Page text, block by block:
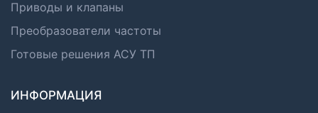
Приводы и клапаны
Преобразователи частоты
Готовые решения АСУ ТП
ИНФОРМАЦИЯ